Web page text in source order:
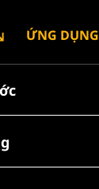
ỨNG DỤNG